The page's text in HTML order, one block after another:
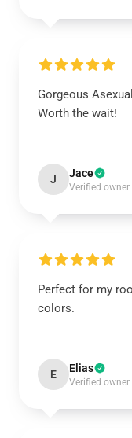
Gorgeous
Worth the wait!
J Jace
Verified owner
Perfect for my
colors.
E Elias
Verified owner